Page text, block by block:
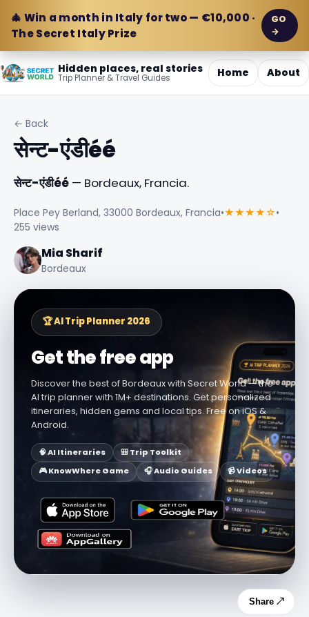
🎄 Win a month in Italy for two — €10,000 ·
The Secret Italy Prize
GO
→
Hidden places, real stories
Trip Planner & Travel Guides Home About
← Back
सेन्ट-एंडीéé
सेन्ट-एंडीéé — Bordeaux, Francia.
Place Pey Berland, 33000 Bordeaux, Francia•★★★★☆•
255 views
Mia Sharif
Bordeaux
🏆 AI Trip Planner 2026
Get the free app
Discover the best of Bordeaux with Secret World — the
AI trip planner with 1M+ destinations. Get personalized
itineraries, hidden gems and local tips. Free on iOS &
Android.
🧠 AI Itineraries
🎒 Trip Toolkit
🎮 KnowWhere Game
🎧 Audio Guides 📹 Videos
Share ↗